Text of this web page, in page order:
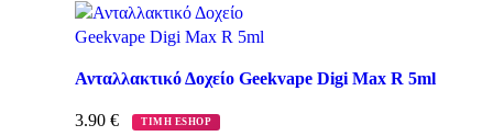
Ανταλλακτικό Δοχείο Geekvape Digi Max R 5ml
3.90 € ΤΙΜΗ ESHOP